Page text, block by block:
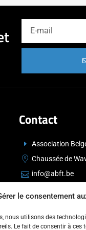
le consentement
nous utilisons des
Le fait de consentir à
Contact
Association
Chaussée de
info@abft.be